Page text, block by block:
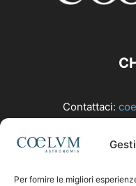
Per fornire le migliori
Contattaci: